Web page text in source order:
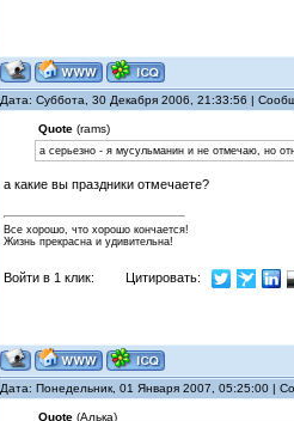
Дата: Суббота, 30 Декабря 2006, 21:33:56 |
Quote (rams)
а серьезно - я мусульманин и не отмечаю, но
а какие вы праздники отмечаете?
Все хорошо, что хорошо кончается!
Жизнь прекрасна и удивительна!
Войти в 1 клик: Цитировать:
Дата: Понедельник, 01 Января 2007, 05:25:00 |
Quote (Алька)